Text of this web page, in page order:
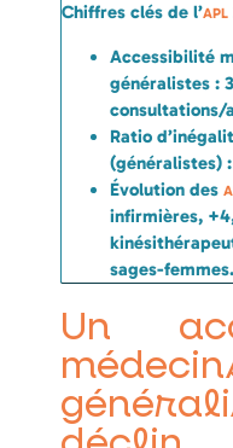
Chiffres clés de l’APL
Accessibilité
généralistes :
consultations/
Ratio
(généralistes) :
Évolution des
infirmières,
sages-femmes.
Un